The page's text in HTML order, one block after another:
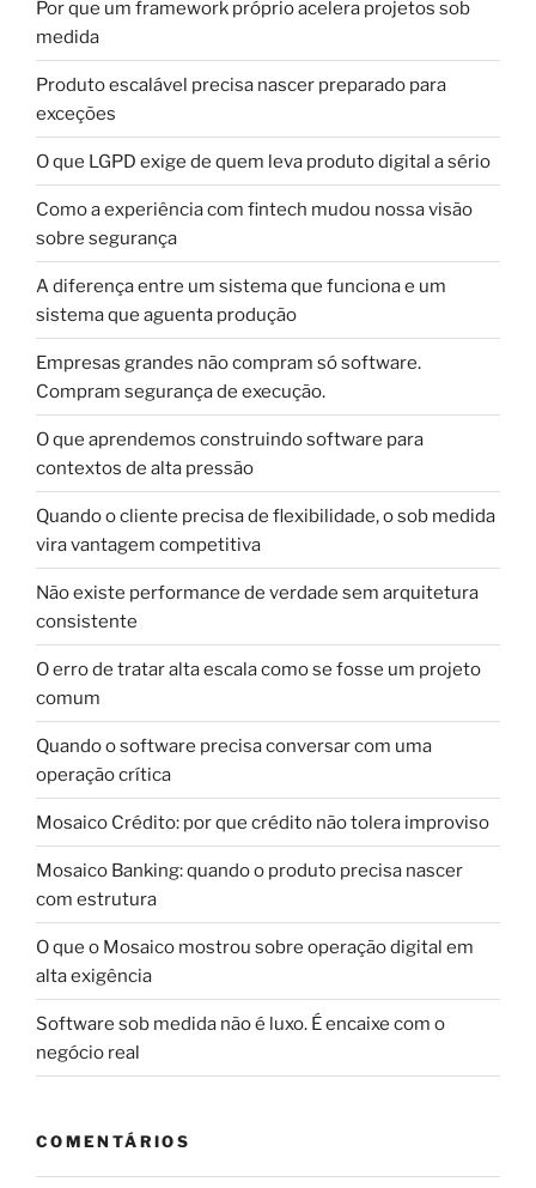
Por que um framework próprio acelera projetos sob
medida
Produto escalável precisa nascer preparado para
exceções
O que LGPD exige de quem leva produto digital a sério
Como a experiência com fintech mudou nossa visão
sobre segurança
A diferença entre um sistema que funciona e um
sistema que aguenta produção
Empresas grandes não compram só software.
Compram segurança de execução.
O que aprendemos construindo software para
contextos de alta pressão
Quando o cliente precisa de flexibilidade, o sob medida
vira vantagem competitiva
Não existe performance de verdade sem arquitetura
consistente
O erro de tratar alta escala como se fosse um projeto
comum
Quando o software precisa conversar com uma
operação crítica
Mosaico Crédito: por que crédito não tolera improviso
Mosaico Banking: quando o produto precisa nascer
com estrutura
O que o Mosaico mostrou sobre operação digital em
alta exigência
Software sob medida não é luxo. É encaixe com o
negócio real
COMENTÁRIOS